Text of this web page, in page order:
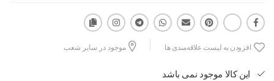
افزودن به لیست علاقه‌مندی ها موجود در سایر شعب
این کالا موجود نمی باشد